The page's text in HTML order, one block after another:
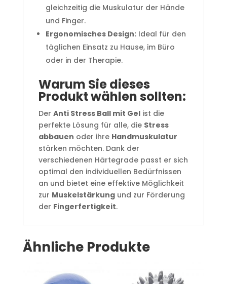
gleichzeitig die Muskulatur der Hände
und Finger.
Ergonomisches Design:Ideal für den
täglichen Einsatz zu Hause, im Büro
oder in der Therapie.
Warum Sie dieses
Produkt wählen sollten:
Der Anti Stress Ball mit Gelist die
perfekte Lösung für alle, die Stress
abbauen oder ihre Handmuskulatur
stärken möchten. Dank der
verschiedenen Härtegrade passt er sich
optimal den individuellen Bedürfnissen
an und bietet eine effektive Möglichkeit
zur Muskelstärkungund zur Förderung
der Fingerfertigkeit.
Ähnliche Produkte